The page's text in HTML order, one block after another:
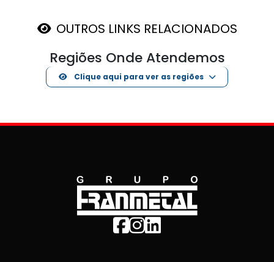
OUTROS LINKS RELACIONADOS
Regiões Onde Atendemos
Clique aqui para ver as regiões